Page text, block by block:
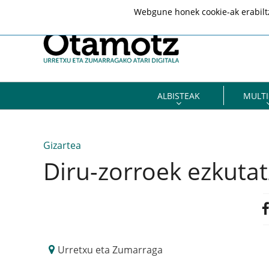
ALBISTEAK
Gizartea
Diru-zorroek
Urretxu eta Zumarraga
Webgune honek cookie-ak